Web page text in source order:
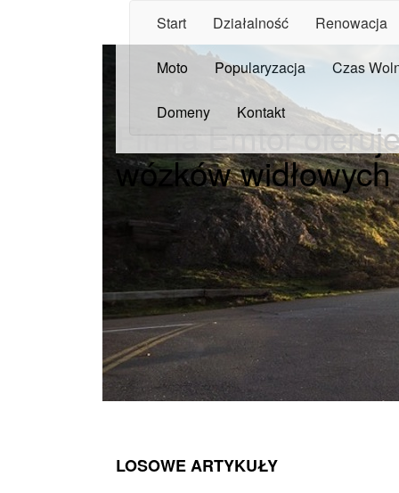
Start Działalność Renowacja
Moto Popularyzacja Czas
Domeny Kontakt
Firma Emtor
wózków widłowych
LOSOWE ARTYKUŁY